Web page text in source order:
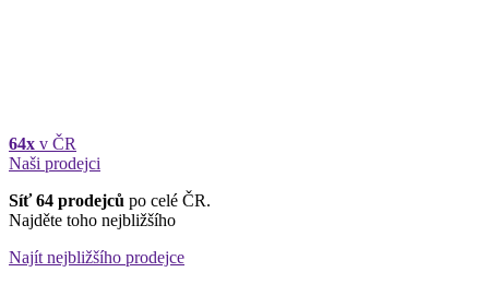
64x v ČR
Naši prodejci
Síť 64 prodejců po celé ČR.
Najděte toho nejbližšího
Najít nejbližšího prodejce